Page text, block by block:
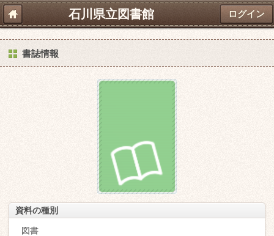
石川県立図書館 ログイン
書誌情報
資料の種別
図書